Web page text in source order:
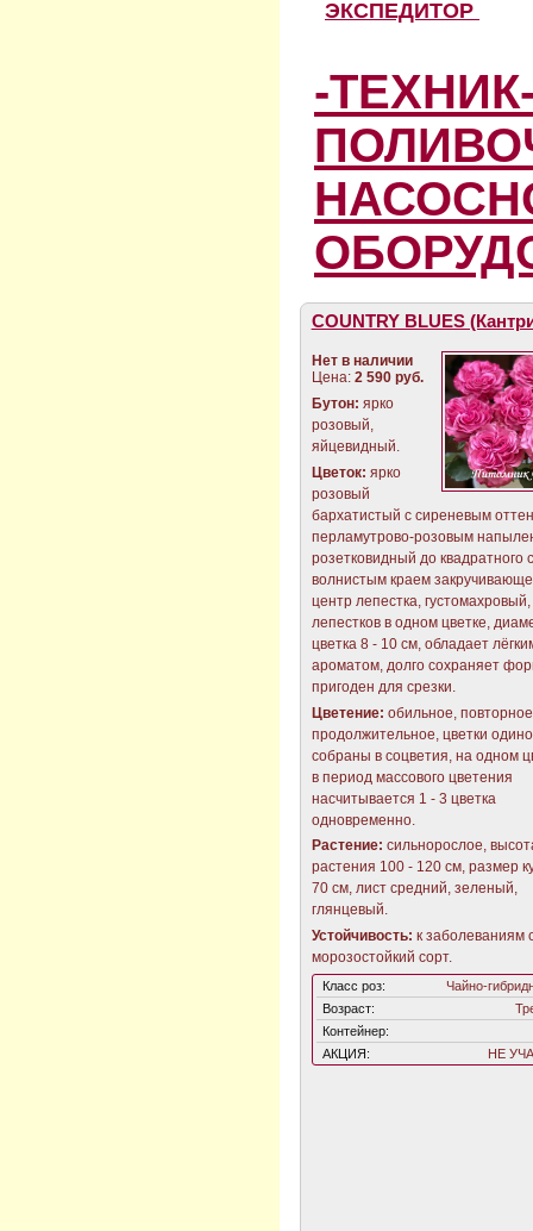
ЭКСПЕДИТОР
-
COUNTRY BLUES
Нет в наличии
Цена: 2 590 руб.
Бутон: ярко
розовый,
яйцевидный.
Цветок: ярко
розовый
бархатистый с сиреневым
перламутрово-розовым
розетковидный до квадратного с
волнистым краем
центр лепестка,
лепестков в одном цветке,
цветка 8 - 10 см, обладает
ароматом, долго сохраняет
пригоден для срезки.
Цветение: обильное,
продолжительное, цветки
собраны в соцветия, на одном
в период массового цветения
насчитывается 1 - 3 цветка
одновременно.
Растение: сильнорослое,
растения 100 - 120 см, размер
70 см, лист средний, зеленый,
глянцевый.
Устойчивость: к заболеваниям
морозостойкий сорт.
Класс роз:
Чайно-
Возраст:
Контейнер:
АКЦИЯ:
НЕ